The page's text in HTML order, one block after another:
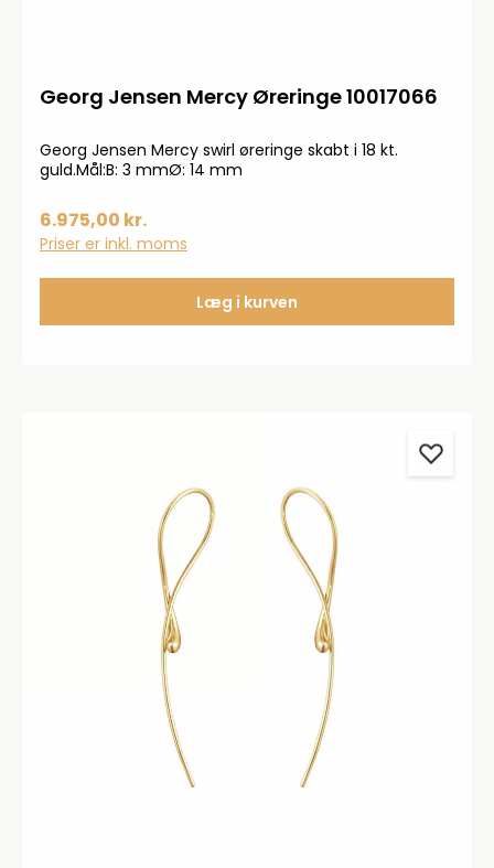
Georg Jensen Mercy Øreringe 10017066
Georg Jensen Mercy swirl øreringe skabt i 18 kt.
guld.Mål:B: 3 mmØ: 14 mm
6.975,00 kr.
Priser er inkl. moms
Læg i kurven